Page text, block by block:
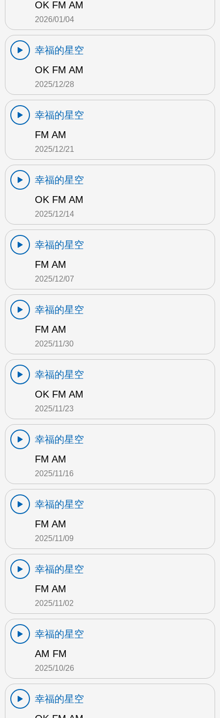
OK FM AM
2026/01/04
幸福的星空
OK FM AM
2025/12/28
幸福的星空
FM AM
2025/12/21
幸福的星空
OK FM AM
2025/12/14
幸福的星空
FM AM
2025/12/07
幸福的星空
FM AM
2025/11/30
幸福的星空
OK FM AM
2025/11/23
幸福的星空
FM AM
2025/11/16
幸福的星空
FM AM
2025/11/09
幸福的星空
FM AM
2025/11/02
幸福的星空
AM FM
2025/10/26
幸福的星空